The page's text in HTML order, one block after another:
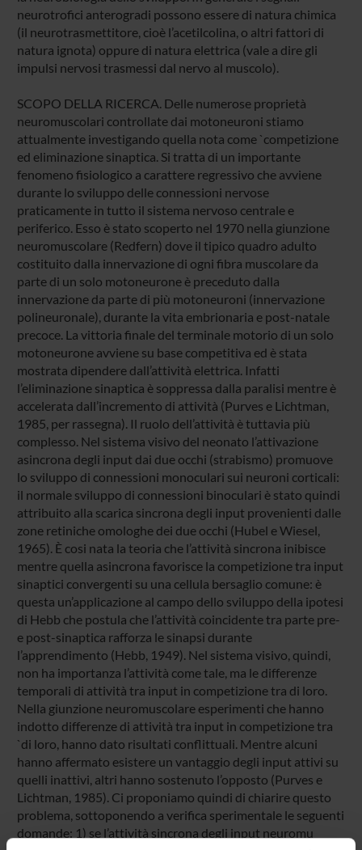
neurotrofici anterogradi possono essere di natura chimica
(il neurotrasmettitore, cioè l’acetilcolina, o altri fattori di
natura ignota) oppure di natura elettrica (vale a dire gli
impulsi nervosi trasmessi dal nervo al muscolo).
SCOPO DELLA RICERCA. Delle numerose proprietà
neuromuscolari controllate dai motoneuroni stiamo
attualmente investigando quella nota come `competizione
ed eliminazione sinaptica. Si tratta di un importante
fenomeno fisiologico a carattere regressivo che avviene
durante lo sviluppo delle connessioni nervose
praticamente in tutto il sistema nervoso centrale e
periferico. Esso è stato scoperto nel 1970 nella giunzione
neuromuscolare (Redfern) dove il tipico quadro adulto
costituito dalla innervazione di ogni fibra muscolare da
parte di un solo motoneurone è preceduto dalla
innervazione da parte di più motoneuroni (innervazione
polineuronale), durante la vita embrionaria e post-natale
precoce. La vittoria finale del terminale motorio di un solo
motoneurone avviene su base competitiva ed è stata
mostrata dipendere dall’attività elettrica. Infatti
l’eliminazione sinaptica è soppressa dalla paralisi mentre è
accelerata dall’incremento di attività (Purves e Lichtman,
1985, per rassegna). Il ruolo dell’attività è tuttavia più
complesso. Nel sistema visivo del neonato l’attivazione
asincrona degli input dai due occhi (strabismo) promuove
lo sviluppo di connessioni monoculari sui neuroni corticali:
il normale sviluppo di connessioni binoculari è stato quindi
attribuito alla scarica sincrona degli input provenienti dalle
zone retiniche omologhe dei due occhi (Hubel e Wiesel,
1965). È cosi nata la teoria che l’attività sincrona inibisce
mentre quella asincrona favorisce la competizione tra input
sinaptici convergenti su una cellula bersaglio comune: è
questa un’applicazione al campo dello sviluppo della ipotesi
di Hebb che postula che l’attività coincidente tra parte pre-
e post-sinaptica rafforza le sinapsi durante
l’apprendimento (Hebb, 1949). Nel sistema visivo, quindi,
non ha importanza l’attività come tale, ma le differenze
temporali di attività tra input in competizione tra di loro.
Nella giunzione neuromuscolare esperimenti che hanno
indotto differenze di attività tra input in competizione tra
`di loro, hanno dato risultati conflittuali. Mentre alcuni
hanno affermato esistere un vantaggio degli input attivi su
quelli inattivi, altri hanno sostenuto l’opposto (Purves e
Lichtman, 1985). Ci proponiamo quindi di chiarire questo
problema, sottoponendo a verifica sperimentale le seguenti
domande: 1) se l’attività sincrona degli input neuromu